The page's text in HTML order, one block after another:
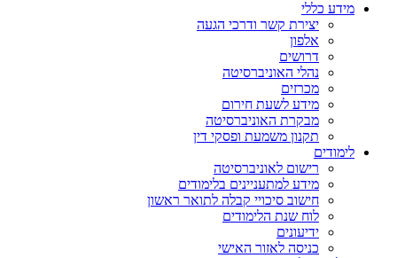
מידע כללי
יצירת קשר ודרכי הגעה
אלפון
דרושים
נהלי האוניברסיטה
מכרזים
מידע לשעת חירום
מבקרת האוניברסיטה
תקנון משמעת ופסקי דין
לימודים
רישום לאוניברסיטה
מידע למתעניינים בלימודים
חישוב סיכויי קבלה לתואר ראשון
לוח שנת הלימודים
ידיעונים
כניסה לאזור האישי